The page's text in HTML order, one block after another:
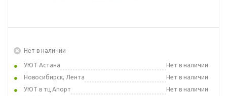
Нет в наличии
УЮТ Астана
Нет в наличии
Новосибирск, Лента
Нет в наличии
УЮТ в тц Апорт
Нет в наличии